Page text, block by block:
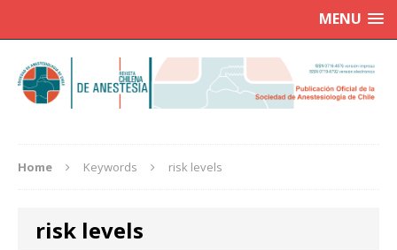
MENU
Home Keywords risk levels
risk levels